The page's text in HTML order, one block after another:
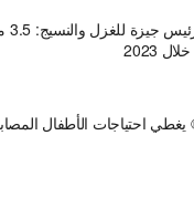
2023
يغطي احتياجات الأطفال